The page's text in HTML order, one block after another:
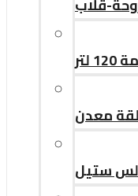
قلاب
معدن
ستيل